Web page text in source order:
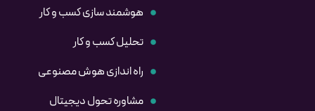
هوشمند سازی کسب و کار
تحلیل کسب و کار
راه اندازی هوش مصنوعی
مشاوره تحول دیجیتال